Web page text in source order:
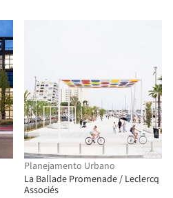
Planejamento Urbano
La Ballade Promenade / Leclercq
Associés